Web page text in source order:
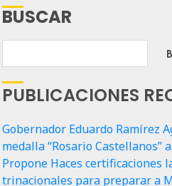
BUSCAR
PUBLICACIONES
Gobernador Eduardo Ramírez
medalla “Rosario Castellanos”
Propone Haces certificaciones
trinacionales para preparar a